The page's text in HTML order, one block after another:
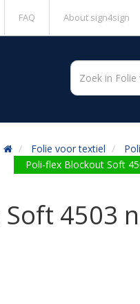
FAQ About sign4sign
Folie voor textiel
Poli-flex Blockout Soft
4503